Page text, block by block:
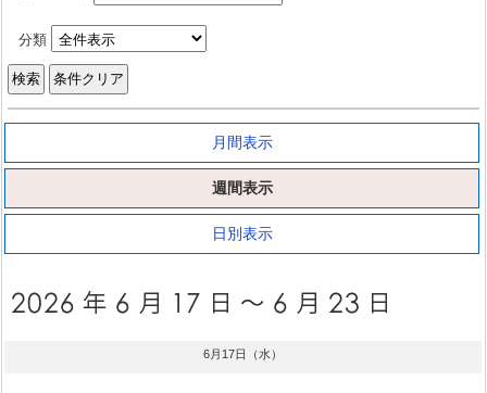
分類
月間表示
週間表示
日別表示
6月17日（水）